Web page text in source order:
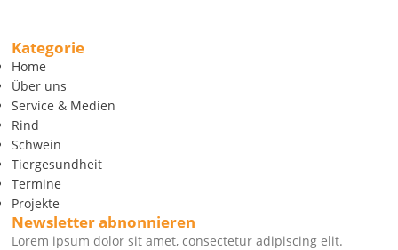
Kategorie
Home
Über uns
Service & Medien
Rind
Schwein
Tiergesundheit
Termine
Projekte
Newsletter abnonnieren
Lorem ipsum dolor sit amet, consectetur adipiscing elit.